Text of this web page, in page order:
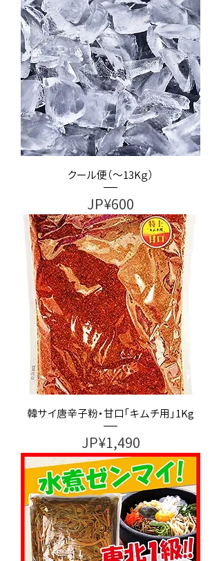
クール便（～13Kｇ）
가격
JP¥600
韓サイ唐辛子粉・甘口「キムチ用」1Kg
가격
JP¥1,490